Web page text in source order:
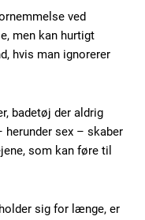
ved
men kan hurtigt
hvis man ignorerer
badetøj der aldrig
sex – skaber
som kan føre til
sig for længe, er